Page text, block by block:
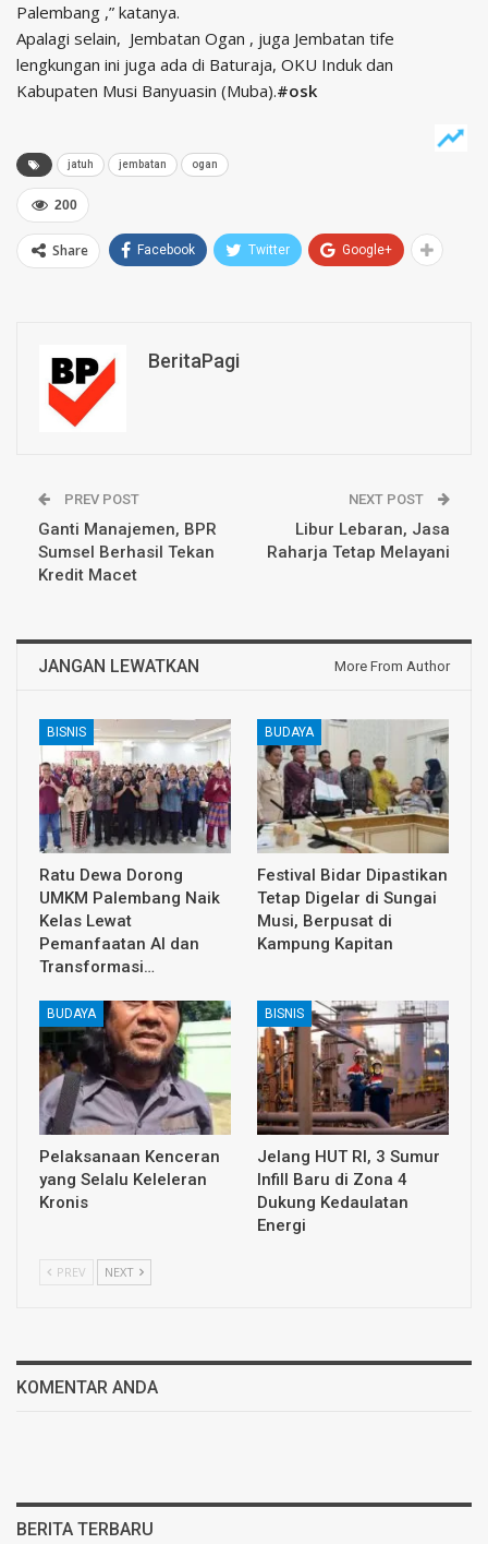
Palembang ,” katanya.
Apalagi selain, Jembatan Ogan , juga Jembatan tife
lengkungan ini juga ada di Baturaja, OKU Induk dan
Kabupaten Musi Banyuasin (Muba).#osk
jatuh jembatan ogan
200
Share Facebook Twitter Google+
BeritaPagi
PREV POST
Ganti Manajemen, BPR
Sumsel Berhasil Tekan
Kredit Macet
NEXT POST
Libur Lebaran, Jasa
Raharja Tetap Melayani
JANGAN LEWATKAN More From Author
BISNIS
Ratu Dewa Dorong
UMKM Palembang Naik
Kelas Lewat
Pemanfaatan AI dan
Transformasi…
BUDAYA
Festival Bidar Dipastikan
Tetap Digelar di Sungai
Musi, Berpusat di
Kampung Kapitan
BUDAYA
Pelaksanaan Kenceran
yang Selalu Keleleran
Kronis
BISNIS
Jelang HUT RI, 3 Sumur
Infill Baru di Zona 4
Dukung Kedaulatan
Energi
PREV NEXT
KOMENTAR ANDA
BERITA TERBARU